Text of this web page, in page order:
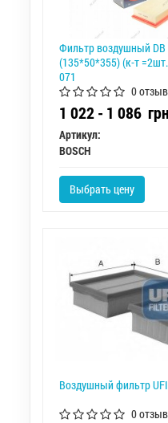
Фильтр воздушный
(135*50*355) (к-т
071
0
1 022 - 1 086
Артикул:
BOSCH
Выбрать цену
Воздушный фильтр
0